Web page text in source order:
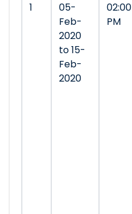
1
05-
Feb-
2020
to 15-
Feb-
2020
02:00
PM